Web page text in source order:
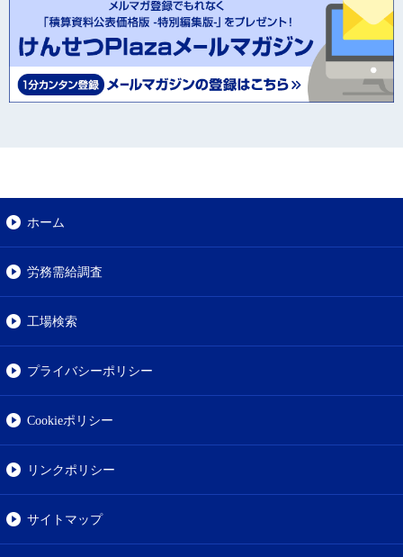
ホーム
労務需給調査
工場検索
プライバシーポリシー
Cookieポリシー
リンクポリシー
サイトマップ